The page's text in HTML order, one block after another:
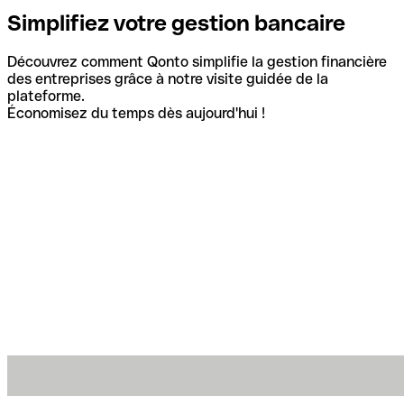
Simplifiez votre gestion bancaire
Découvrez comment Qonto simplifie la gestion financière
des entreprises grâce à notre visite guidée de la
plateforme.
Économisez du temps dès aujourd'hui !